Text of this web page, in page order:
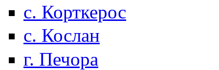
с. Корткерос
с. Кослан
г. Печора